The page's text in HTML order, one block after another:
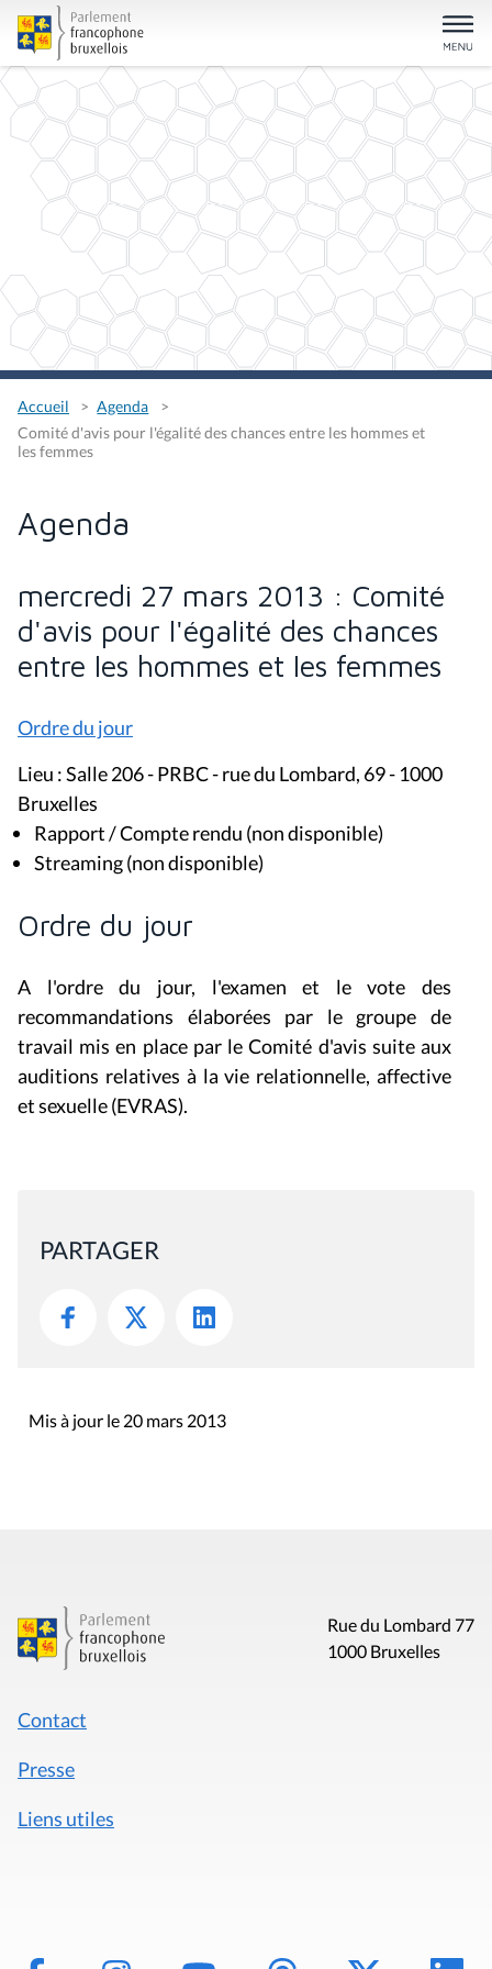
Accueil
Agenda
Comité d'avis pour l'égalité des chances entre les hommes et
les femmes
Agenda
mercredi 27 mars 2013 : Comité
d'avis pour l'égalité des chances
entre les hommes et les femmes
Ordre du jour
Lieu : Salle 206 - PRBC - rue du Lombard, 69 - 1000
Bruxelles
Rapport / Compte rendu (non disponible)
Streaming (non disponible)
Ordre du jour
A l'ordre du jour, l'examen et le vote des
recommandations élaborées par le groupe de
travail mis en place par le Comité d'avis suite aux
auditions relatives à la vie relationnelle, affective
et sexuelle (EVRAS).
PARTAGER
Mis à jour le 20 mars 2013
Rue du Lombard 77
1000 Bruxelles
Contact
Presse
Liens utiles